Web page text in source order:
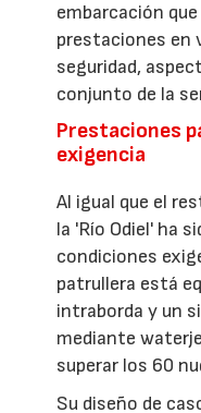
embarcación
prestaciones en
seguridad,
conjunto de la
Prestaciones
exigencia
Al igual que el
la 'Río Odiel' ha
condiciones
patrullera está
intraborda y un
mediante
superar los 60
Su diseño de